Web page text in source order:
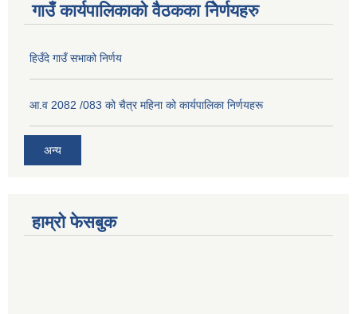
गाउँ कार्यपालिकाको वैठकका निेर्णयहरु
हिउँदे गाउँ सभाको निर्णय
आ.व 2082 /083 को चैत्र महिना को कार्यपालिका निर्णयहरू
अन्य
हाम्रो फेसबुक